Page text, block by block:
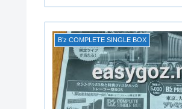
B’z COMPLETE SINGLE BOX